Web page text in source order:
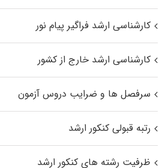
کارشناسی ارشد فراگیر پیام نور
کارشناسی ارشد خارج از کشور
سرفصل ها و ضرایب دروس آزمون
رتبه قبولی کنکور ارشد
ظرفیت رشته های کنکور ارشد